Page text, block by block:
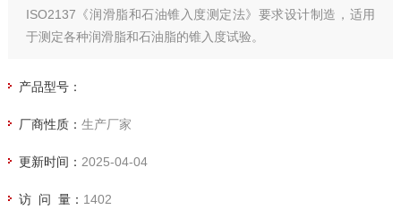
ISO2137《润滑脂和石油锥入度测定法》要求设计制造，适用
于测定各种润滑脂和石油脂的锥入度试验。
产品型号：
厂商性质： 生产厂家
更新时间： 2025-04-04
访 问 量： 1402